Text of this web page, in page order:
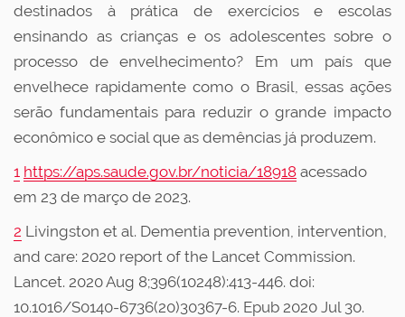
destinados à prática de exercícios e escolas
ensinando as crianças e os adolescentes sobre o
processo de envelhecimento? Em um país que
envelhece rapidamente como o Brasil, essas ações
serão fundamentais para reduzir o grande impacto
econômico e social que as demências já produzem.
1 https://aps.saude.gov.br/noticia/18918 acessado
em 23 de março de 2023.
2 Livingston et al. Dementia prevention, intervention,
and care: 2020 report of the Lancet Commission.
Lancet. 2020 Aug 8;396(10248):413-446. doi:
10.1016/S0140-6736(20)30367-6. Epub 2020 Jul 30.